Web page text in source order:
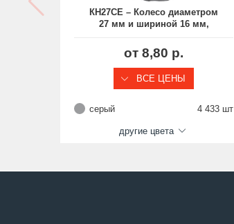
КН27СЕ – Колесо диаметром
27 мм и шириной 16 мм,
нормальной ступицей
от 8,80 р.
ВСЕ ЦЕНЫ
серый 4 433 шт
другие цвета